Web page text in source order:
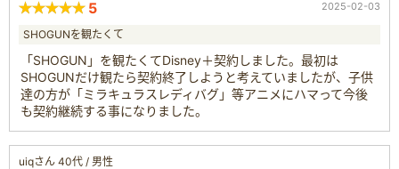
5 2025-02-03
SHOGUNを観たくて
「SHOGUN」を観たくてDisney＋契約しました。最初は
SHOGUNだけ観たら契約終了しようと考えていましたが、子供
達の方が「ミラキュラスレディバグ」等アニメにハマって今後
も契約継続する事になりました。
uiqさん 40代 / 男性